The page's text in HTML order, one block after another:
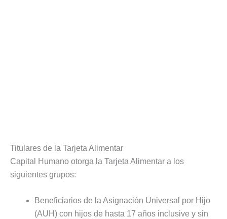
Titulares de la Tarjeta Alimentar
Capital Humano otorga la Tarjeta Alimentar a los
siguientes grupos:
Beneficiarios de la Asignación Universal por Hijo
(AUH) con hijos de hasta 17 años inclusive y sin